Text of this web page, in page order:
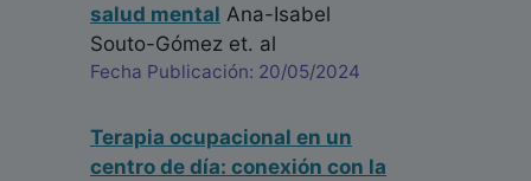
salud mental Ana-Isabel
Souto-Gómez et. al
Fecha Publicación: 20/05/2024
Terapia ocupacional en un
centro de día: conexión con la